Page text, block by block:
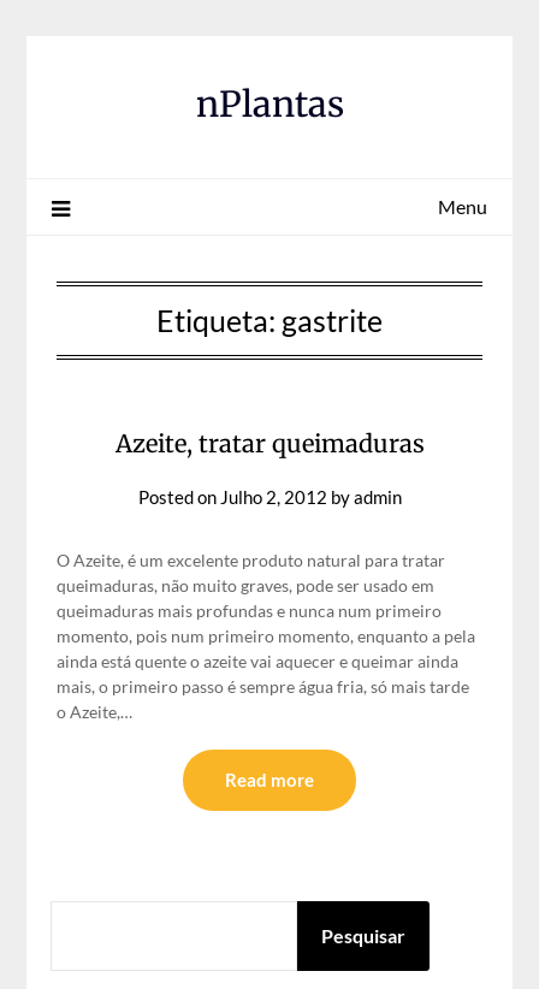
nPlantas
Menu
Etiqueta: gastrite
Azeite, tratar queimaduras
Posted on Julho 2, 2012 byadmin
O Azeite, é um excelente produto natural para tratar
queimaduras, não muito graves, pode ser usado em
queimaduras mais profundas e nunca num primeiro
momento, pois num primeiro momento, enquanto a pela
ainda está quente o azeite vai aquecer e queimar ainda
mais, o primeiro passo é sempre água fria, só mais tarde
o Azeite,…
Read more
Pesquisar